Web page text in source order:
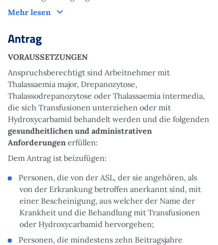
Mehr lesen
Funktionsweise
Antrag
VORAUSSETZUNGEN
Anspruchsberechtigt sind Arbeitnehmer mit
Thalassaemia major, Drepanozytose,
Thalassodrepanozytose oder Thalassaemia intermedia,
die sich Transfusionen unterziehen oder mit
Hydroxycarbamid behandelt werden und die folgenden
gesundheitlichen und administrativen
Anforderungen erfüllen:
Dem Antrag ist beizufügen:
Personen, die von der ASL, der sie angehören, als
von der Erkrankung betroffen anerkannt sind, mit
einer Bescheinigung, aus welcher der Name der
Krankheit und die Behandlung mit Transfusionen
oder Hydroxycarbamid hervorgehen;
Personen, die mindestens zehn Beitragsjahre